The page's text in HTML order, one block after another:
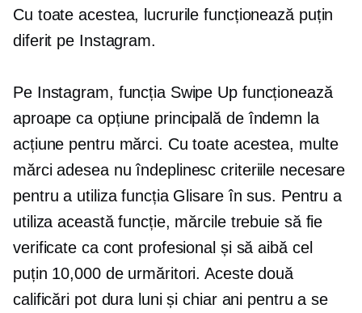
Cu toate acestea, lucrurile funcționează puțin
diferit pe Instagram.
Pe Instagram, funcția Swipe Up funcționează
aproape ca opțiune principală de îndemn la
acțiune pentru mărci. Cu toate acestea, multe
mărci adesea nu îndeplinesc criteriile necesare
pentru a utiliza funcția Glisare în sus. Pentru a
utiliza această funcție, mărcile trebuie să fie
verificate ca cont profesional și să aibă cel
puțin 10,000 de urmăritori. Aceste două
calificări pot dura luni și chiar ani pentru a se